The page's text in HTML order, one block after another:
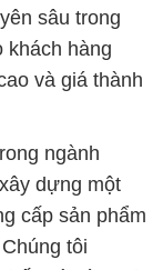
sâu trong
khách hàng
và giá thành
ngành
dựng một
cấp sản phẩm
tôi